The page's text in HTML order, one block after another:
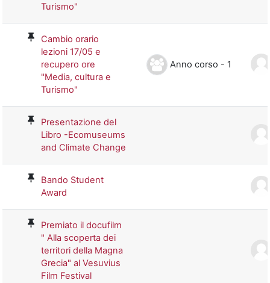
Turismo"
Cambio orario
lezioni 17/05 e
recupero ore
"Media, cultura e
Turismo"
Anno corso - 1
Presentazione del
Libro -Ecomuseums
and Climate Change
Bando Student
Award
Premiato il docufilm
" Alla scoperta dei
territori della Magna
Grecia" al Vesuvius
Film Festival